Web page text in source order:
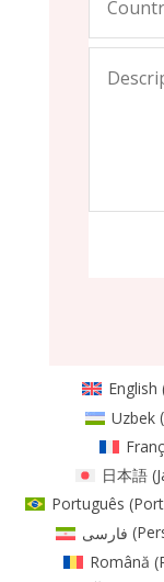
English
Uzbek(
日本語 (
Português (
فارسی (
Română (